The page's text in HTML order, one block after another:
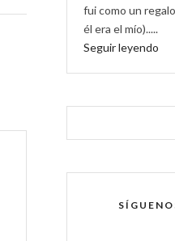
fui como un
él era el mío).....
Seguir leyendo